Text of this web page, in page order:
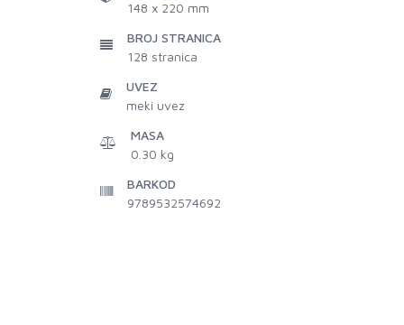
148 x 220 mm
BROJ STRANICA
128 stranica
UVEZ
meki uvez
MASA
0.30 kg
BARKOD
9789532574692